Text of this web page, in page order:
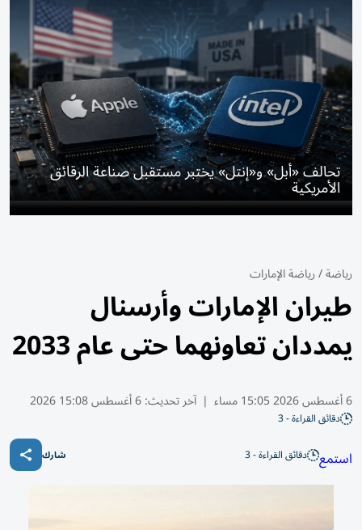
تحالف «أبل» و«إنتل» يختبر مستقبل صناعة الرقائق
الأمريكية
رياضة/رياضة الإمارات
طيران الإمارات وأرسنال
يمددان تعاونهما حتى عام 2033
6 أغسطس 2026 15:05 مساء | آخر تحديث:6 أغسطس 15:08 2026
دقائق القراءة - 3
استمع دقائق القراءة - 3 شارك